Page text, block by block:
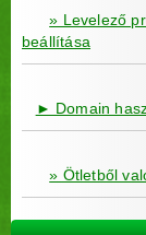
» Levelező
beállítása
► Domain
» Ötletből